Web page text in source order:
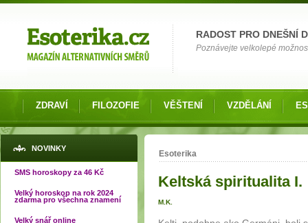
RADOST PRO DNEŠNÍ
Poznávejte velkolepé
ZDRAVÍ FILOZOFIE VĚŠTENÍ VZDĚLÁNÍ
NOVINKY
SMS horoskopy za 46 Kč
Velký horoskop na rok 2024
zdarma pro všechna znamení
Velký snář online
Jste zde
Esoterika
Keltská spiritualita I.
M.K.